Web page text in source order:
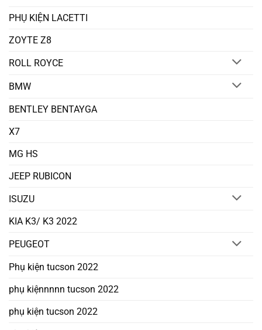
PHỤ KIỆN LACETTI
ZOYTE Z8
ROLL ROYCE
BMW
BENTLEY BENTAYGA
X7
MG HS
JEEP RUBICON
ISUZU
KIA K3/ K3 2022
PEUGEOT
Phụ kiện tucson 2022
phụ kiệnnnnn tucson 2022
phụ kiện tucson 2022